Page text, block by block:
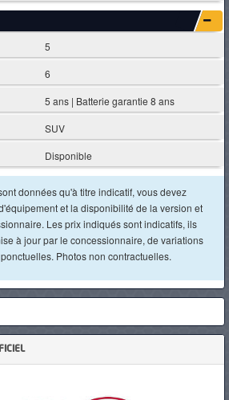
5
6
5 ans | Batterie garantie 8 ans
SUV
Disponible
données qu'à titre indicatif, vous devez
et la disponibilité de la version et
Les prix indiqués sont indicatifs, ils
à jour par le concessionnaire, de variations
Photos non contractuelles.